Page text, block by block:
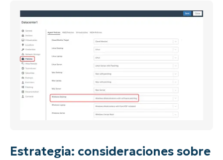
Estrategia: consideraciones sobre